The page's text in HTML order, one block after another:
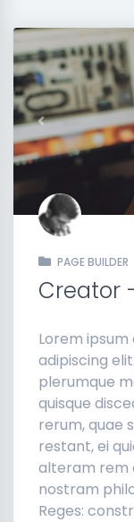
Previous
PAGE BUILDER
Creator
Lorem
adipiscing
plerumque
quisque
rerum, quae
restant, ei
alteram rem
nostram
Reges: